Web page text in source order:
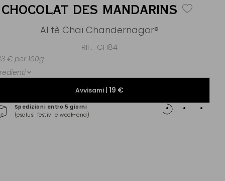
CHOCOLAT DES MANDARINS
Al tè Chaï Chandernagor®
RIF CH84
Avvisami | 19 €
Spedizioni entro 5 giorni
(esclusi festivi e week-end)
€ per 100g